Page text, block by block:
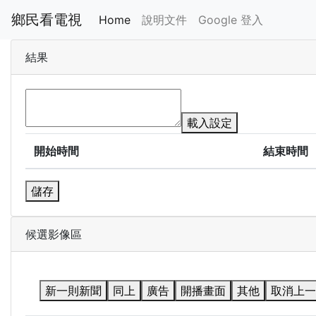
鄉民看電視 Home 說明文件 Google 登入
結果
載入設定
開始時間
結束時間
儲存
候選影像區
新一則新聞 同上 廣告 開播畫面 其他 取消上